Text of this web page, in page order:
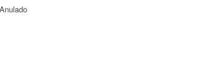
Anulado